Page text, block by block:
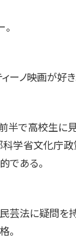
ーノ映画が好き
半で高校生に
科学省文化庁
である。
芸法に疑問を
。